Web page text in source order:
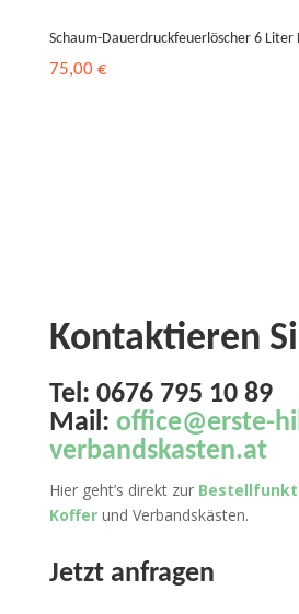
Schaum-Dauerdruckfeuerlöscher 6 Liter
75,00 €
Kontaktieren
Tel: 0676 795 10 89
Mail: office@erste-
verbandskasten.at
Hier geht’s direkt zur
Kofferund Verbandskästen.
Jetzt anfragen